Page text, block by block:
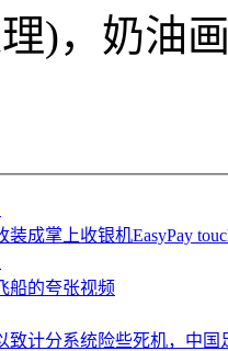
)，奶油
装成掌上收银机EasyPay
船的夸张视频
致计分系统险些死机，中国